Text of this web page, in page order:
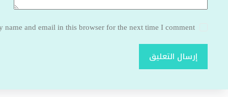
name and email in this browser for the next time I comment.
إرسال التعليق